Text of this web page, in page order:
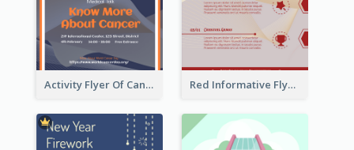
Activity Flyer Of Cancer Talk In Dark Colour Tone Red Informative Flyers With Simple Graphics